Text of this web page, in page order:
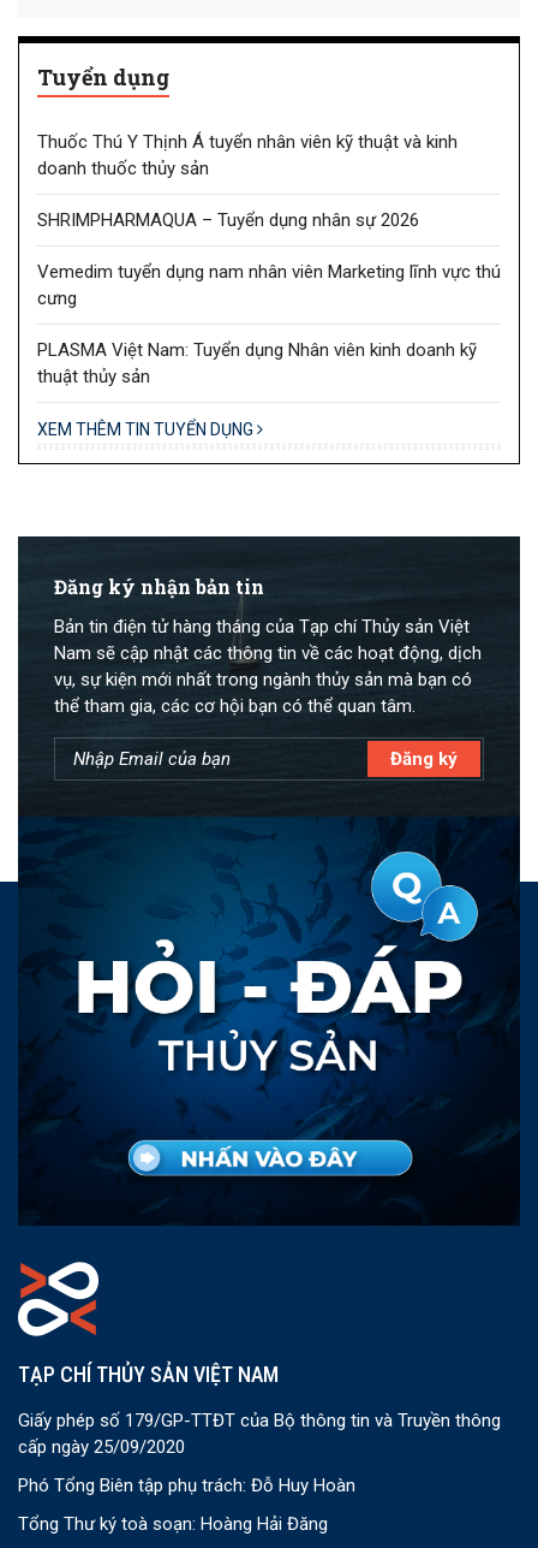
Tuyển dụng
Thuốc Thú Y Thịnh Á tuyển nhân viên kỹ thuật và kinh
doanh thuốc thủy sản
SHRIMPHARMAQUA – Tuyển dụng nhân sự 2026
Vemedim tuyển dụng nam nhân viên Marketing lĩnh vực thú
cưng
PLASMA Việt Nam: Tuyển dụng Nhân viên kinh doanh kỹ
thuật thủy sản
XEM THÊM TIN TUYỂN DỤNG
Đăng ký nhận bản tin
Bản tin điện tử hàng tháng của Tạp chí Thủy sản Việt
Nam sẽ cập nhật các thông tin về các hoạt động, dịch
vụ, sự kiện mới nhất trong ngành thủy sản mà bạn có
thể tham gia, các cơ hội bạn có thể quan tâm.
TẠP CHÍ THỦY SẢN VIỆT NAM
Giấy phép số 179/GP-TTĐT của Bộ thông tin và Truyền thông
cấp ngày 25/09/2020
Phó Tổng Biên tập phụ trách: Đỗ Huy Hoàn
Tổng Thư ký toà soạn: Hoàng Hải Đăng